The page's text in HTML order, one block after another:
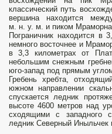
классический путь
вершина находится
м. н. у. м. и пиком
Пограничник находится в
немного восточнее и
в 3,3 километрах от
небольшим снежным
юго-запад под прямым
Гребень хребта,
южном направлении
спускается ледник
высоте 4600 метров над
сходящими с западного
ледник Северный Иныльчек